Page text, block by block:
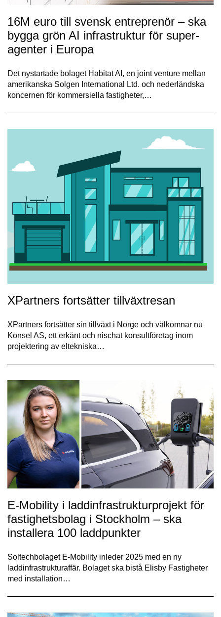
16M euro till svensk entreprenör – ska
bygga grön AI infrastruktur för super-
agenter i Europa
Det nystartade bolaget Habitat AI, en joint venture mellan
amerikanska Solgen International Ltd. och nederländska
koncernen för kommersiella fastigheter,…
XPartners fortsätter tillväxtresan
XPartners fortsätter sin tillväxt i Norge och välkomnar nu
Konsel AS, ett erkänt och nischat konsultföretag inom
projektering av eltekniska…
E-Mobility i laddinfrastrukturprojekt för
fastighetsbolag i Stockholm – ska
installera 100 laddpunkter
Soltechbolaget E-Mobility inleder 2025 med en ny
laddinfrastrukturaffär. Bolaget ska bistå Elisby Fastigheter
med installation…